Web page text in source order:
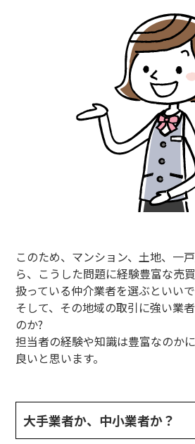
このため、マンション、土地、一
ら、こうした問題に経験豊富な売
扱っている仲介業者を選ぶといいで
そして、その地域の取引に強い業
のか?
担当者の経験や知識は豊富なのか
良いと思います。
大手業者か、中小業者か？